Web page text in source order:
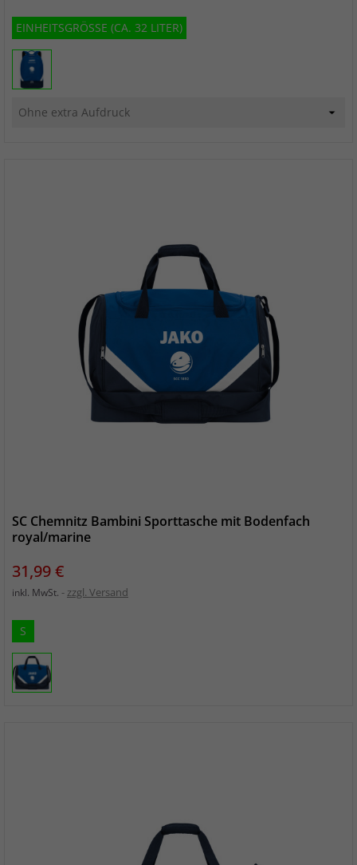
EINHEITSGRÖSSE (CA. 32 LITER)
SC Chemnitz Bambini Sporttasche mit Bodenfach
royal/marine
Preis
31,99 €
inkl. MwSt. zzgl. Versand
S